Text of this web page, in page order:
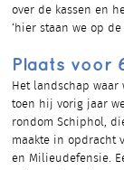
over de kassen en
‘hier staan we op
Plaats voor
Het landschap waar
toen hij vorig jaar
rondom Schiphol,
maakte in opdracht
en Milieudefensie.